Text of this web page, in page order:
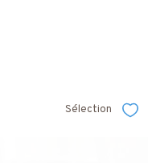
Sélection